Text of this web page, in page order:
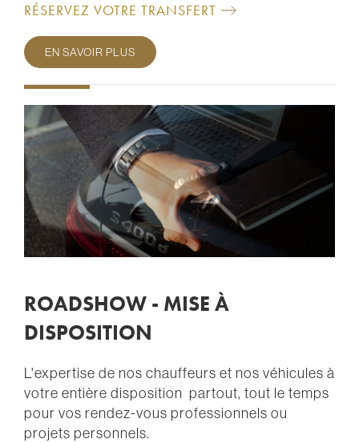
RÉSERVEZ VOTRE TRANSFERT
EN SAVOIR PLUS
ROADSHOW - MISE À
DISPOSITION
L'expertise de nos chauffeurs et nos véhicules à
votre entière disposition partout, tout le temps
pour vos rendez-vous professionnels ou
projets personnels.